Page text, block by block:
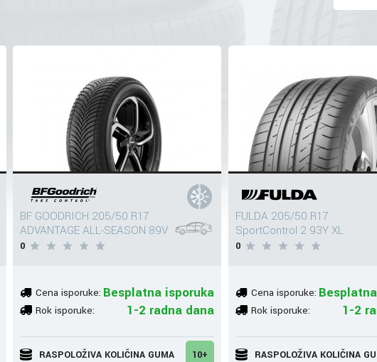
BF GOODRICH 205/50 R17
ADVANTAGE ALL-SEASON 89V
0
Cena isporuke: Besplatna isporuka
Rok isporuke: 1-2 radna dana
RASPOLOŽIVA KOLIČINA GUMA 10+
FULDA 205/50 R17
SportControl 2 93Y XL
0
Cena isporuke:
Rok isporuke: 1-2
RASPOLOŽIVA KOLIČINA